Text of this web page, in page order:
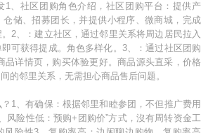
1、社区团购角色介绍，社区团购平台：提供产
储、招募团长，并提供小程序、微商城，完成
2、：建立社区，通过邻里关系将周边居民拉入
可获得提成。角色多样化。3、：通过社区团购
品详情页，购买体验更好。商品源头直采，价格
的邻里关系，无需担心商品售后问题。
1、有确保：根据邻里和睦参团，不但推广费用
风险性低：预购+团购价”方式，沒有周转资金工